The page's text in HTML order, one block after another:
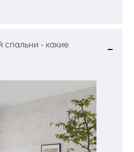
- какие